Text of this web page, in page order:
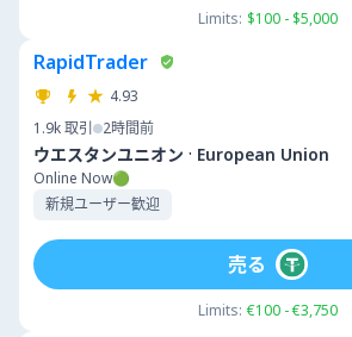
Limits: $100 - $5,000
RapidTrader
4.93
1.9k取引 2時間前
ウエスタンユニオン · European Union
Online Now🟢
新規ユーザー歓迎
Limits: €100 - €3,750
売る